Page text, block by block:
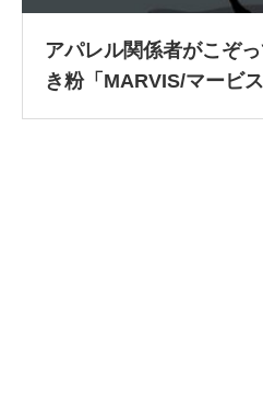
アパレル関係者がこぞ
き粉「MARVIS/マービ